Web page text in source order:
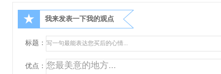
★ 我来发表一下我的观点
标题：
优点：